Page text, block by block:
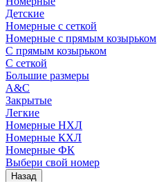
Детские
Номерные с сеткой
Номерные с прямым козырьком
С прямым козырьком
С сеткой
Большие размеры
A&C
Закрытые
Легкие
Номерные НХЛ
Номерные КХЛ
Номерные ФК
Выбери свой номер
Назад